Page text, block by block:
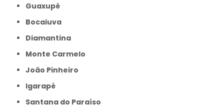
Guaxupé
Bocaiuva
Diamantina
Monte Carmelo
João Pinheiro
Igarapé
Santana do Paraíso